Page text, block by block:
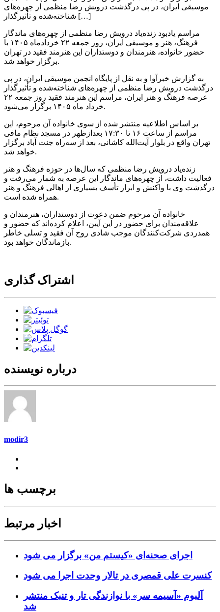
موسیقی ایران، در پی درگذشت درویش رضا منظمی از چهره‌های
شناخته‌شده و تأثیرگذار […]
مراسم یادبود زنده‌یاد درویش رضا منظمی از چهره‌های ماندگار
فرهنگ، هنر و موسیقی ایران، روز جمعه ۲۲ خردادماه ۱۴۰۵ با
حضور خانواده، هنرمندان و دوستداران این هنرمند فقید در تهران
برگزار خواهد شد.
به گزارش خبرآوا و به نقل از پایگاه انجمن موسیقی ایران، در پی
درگذشت درویش رضا منظمی از چهره‌های شناخته‌شده و تأثیرگذار
عرصه فرهنگ و هنر ایران، مراسم این هنرمند فقید روز جمعه ۲۲
خرداد ماه ۱۴۰۵ برگزار می‌شود.
بر اساس اطلاعیه منتشر شده از سوی خانواده آن مرحوم، این
مراسم از ساعت ۱۶ تا ۱۷:۳۰ بعدازظهر در مسجد نظام مافی
تهران واقع در بلوار آیت‌الله کاشانی، بعد از سه‌راه جنت‌ آباد برگزار
خواهد شد.
زنده‌یاد درویش رضا منظمی که سال‌ها در حوزه فرهنگ و هنر
فعالیت داشت، از چهره‌های ماندگار این عرصه به شمار می‌رفت و
درگذشت وی با واکنش و ابراز تأسف بسیاری از اهالی فرهنگ و هنر
همراه شده است.
خانواده آن مرحوم ضمن دعوت از دوستداران، هنرمندان و
علاقه‌مندان برای حضور در این آیین، اعلام کرده‌اند که حضور و
همدردی شرکت‌کنندگان موجب شادی روح آن فقید و تسلی خاطر
بازماندگان خواهد بود.
اشتراک گذاری
درباره نویسنده
modir3
برچسب ها
اخبار مرتبط
اجرای صحنه‌ای «کیستم من» برگزار می شود
کنسرت علی قمصری در تالار وحدت اجرا می شود
آلبوم «آسیمه سر» با نوازندگی تار و تنبک منتشر
شد